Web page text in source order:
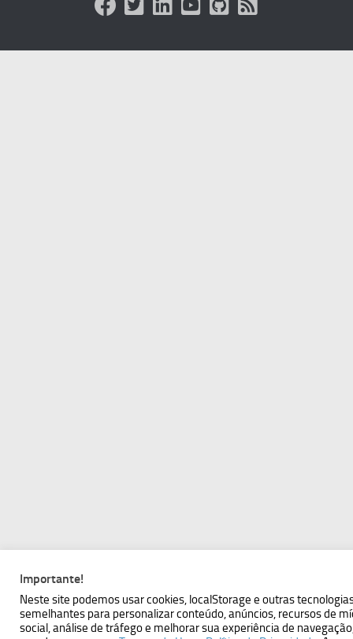
Importante!
Neste site podemos usar cookies, localStorage e outras
semelhantes para personalizar conteúdo, anúncios, recursos de
social, análise de tráfego e melhorar sua experiência de